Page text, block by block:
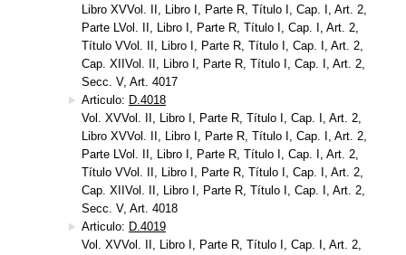
Libro XVVol. II, Libro I, Parte R, Título I, Cap. I, Art. 2,
Parte LVol. II, Libro I, Parte R, Título I, Cap. I, Art. 2,
Título VVol. II, Libro I, Parte R, Título I, Cap. I, Art. 2,
Cap. XIIVol. II, Libro I, Parte R, Título I, Cap. I, Art. 2,
Secc. V, Art. 4017
Articulo: D.4018
Vol. XVVol. II, Libro I, Parte R, Título I, Cap. I, Art. 2,
Libro XVVol. II, Libro I, Parte R, Título I, Cap. I, Art. 2,
Parte LVol. II, Libro I, Parte R, Título I, Cap. I, Art. 2,
Título VVol. II, Libro I, Parte R, Título I, Cap. I, Art. 2,
Cap. XIIVol. II, Libro I, Parte R, Título I, Cap. I, Art. 2,
Secc. V, Art. 4018
Articulo: D.4019
Vol. XVVol. II, Libro I, Parte R, Título I, Cap. I, Art. 2,